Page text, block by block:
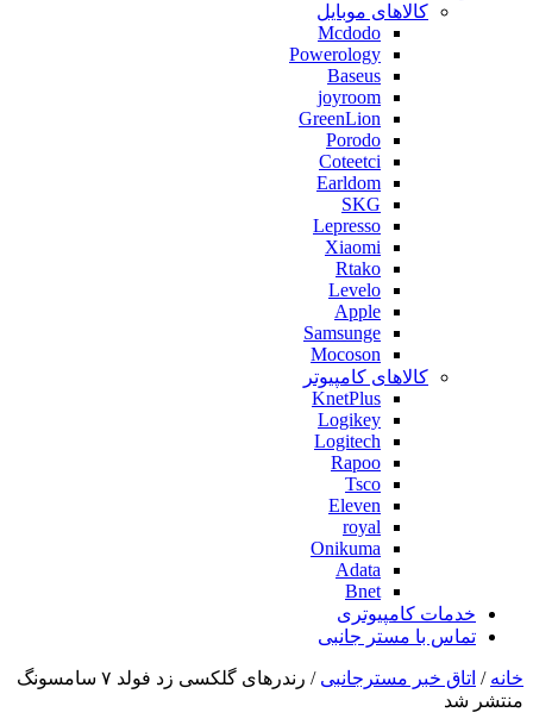
کالاهای موبایل
Mcdodo
Powerology
Baseus
joyroom
GreenLion
Porodo
Coteetci
Earldom
SKG
Lepresso
Xiaomi
Rtako
Levelo
Apple
Samsunge
Mocoson
کالاهای کامپیوتر
KnetPlus
Logikey
Logitech
Rapoo
Tsco
Eleven
royal
Onikuma
Adata
Bnet
خدمات کامپیوتری
تماس با مستر جانبی
خانه / اتاق خبر مسترجانبی
/ رندرهای گلکسی زد فولد ۷ سامسونگ
منتشر شد